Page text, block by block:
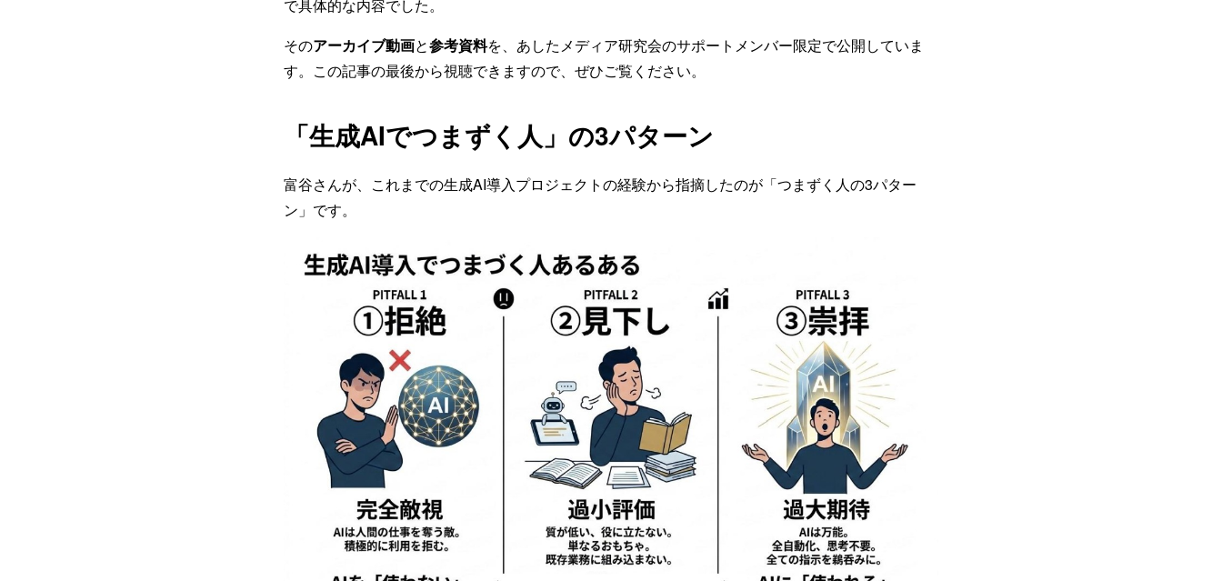
で具体的な内容でした。
そのアーカイブ動画と参考資料を、あしたメディア研究会のサポートメンバー限定で公開していま
す。この記事の最後から視聴できますので、ぜひご覧ください。
「生成AIでつまずく人」の3パターン
富谷さんが、これまでの生成AI導入プロジェクトの経験から指摘したのが「つまずく人の3パター
ン」です。